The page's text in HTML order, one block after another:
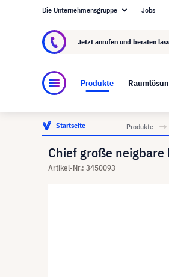
Über visunext.de
Die Unternehmensgruppe Jobs
Jetzt anrufen und beraten
Produkte
Startseite Produkte
Chief große
Artikel-Nr.: 3450093